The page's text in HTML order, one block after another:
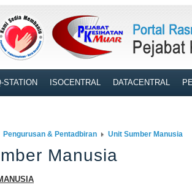
STATION ISOCENTRAL DATACENTRAL
Pengurusan & Pentadbiran Unit Sumber Manusia
Manusia